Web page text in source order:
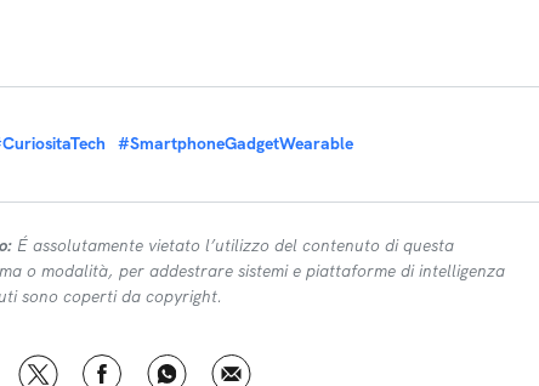
#SmartphoneGadgetWearable
É assolutamente vietato l’utilizzo del contenuto di questa
o modalità, per addestrare sistemi e piattaforme di intelligenza
sono coperti da copyright.